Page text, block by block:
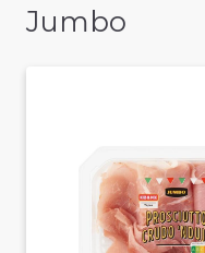
Jumbo